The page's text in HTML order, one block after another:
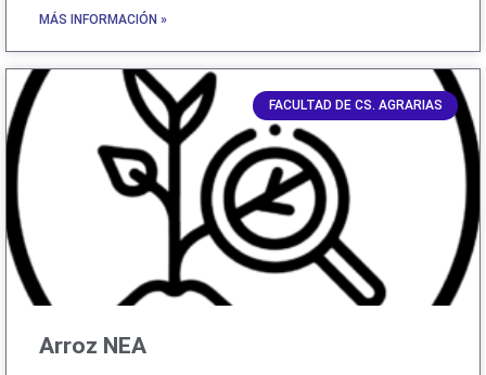
MÁS INFORMACIÓN »
FACULTAD DE CS. AGRARIAS
Arroz NEA